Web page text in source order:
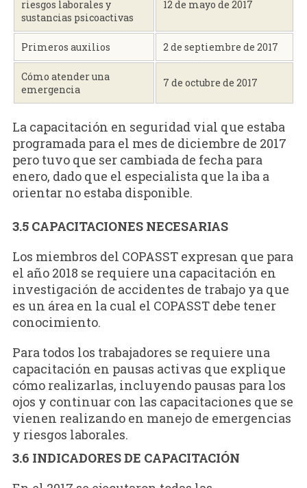
riesgos laborales y
sustancias psicoactivas
12 de mayo de 2017
Primeros auxilios 2 de septiembre de 2017
Cómo atender una
emergencia
7 de octubre de 2017
La capacitación en seguridad vial que estaba
programada para el mes de diciembre de 2017
pero tuvo que ser cambiada de fecha para
enero, dado que el especialista que la iba a
orientar no estaba disponible.
3.5 CAPACITACIONES NECESARIAS
Los miembros del COPASST expresan que para
el año 2018 se requiere una capacitación en
investigación de accidentes de trabajo ya que
es un área en la cual el COPASST debe tener
conocimiento.
Para todos los trabajadores se requiere una
capacitación en pausas activas que explique
cómo realizarlas, incluyendo pausas para los
ojos y continuar con las capacitaciones que se
vienen realizando en manejo de emergencias
y riesgos laborales.
3.6 INDICADORES DE CAPACITACIÓN